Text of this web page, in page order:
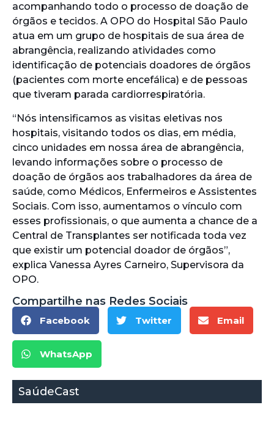
acompanhando todo o processo de doação de
órgãos e tecidos. A OPO do Hospital São Paulo
atua em um grupo de hospitais de sua área de
abrangência, realizando atividades como
identificação de potenciais doadores de órgãos
(pacientes com morte encefálica) e de pessoas
que tiveram parada cardiorrespiratória.
“Nós intensificamos as visitas eletivas nos
hospitais, visitando todos os dias, em média,
cinco unidades em nossa área de abrangência,
levando informações sobre o processo de
doação de órgãos aos trabalhadores da área de
saúde, como Médicos, Enfermeiros e Assistentes
Sociais. Com isso, aumentamos o vínculo com
esses profissionais, o que aumenta a chance de a
Central de Transplantes ser notificada toda vez
que existir um potencial doador de órgãos”,
explica Vanessa Ayres Carneiro, Supervisora da
OPO.
Compartilhe nas Redes Sociais
Facebook Twitter Email
WhatsApp
SaúdeCast